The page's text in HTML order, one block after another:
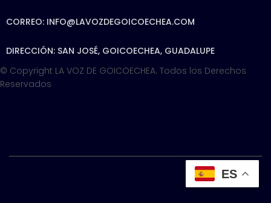
CORREO: INFO@LAVOZDEGOICOECHEA.COM
DIRECCIÓN: SAN JOSÉ, GOICOECHEA, GUADALUPE
© Copyright LA VOZ DE GOICOECHEA. Todos los Derechos
Reservados
ThemeIsle
ES